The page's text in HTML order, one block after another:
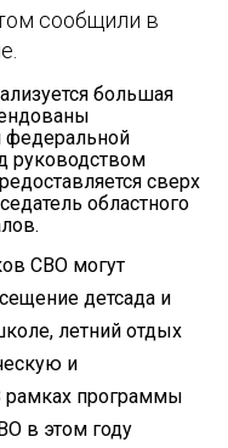
сообщили в
большая
федеральной
руководством
сверх
областного
СВО могут
детсада и
летний отдых
и
рамках программы
в этом году